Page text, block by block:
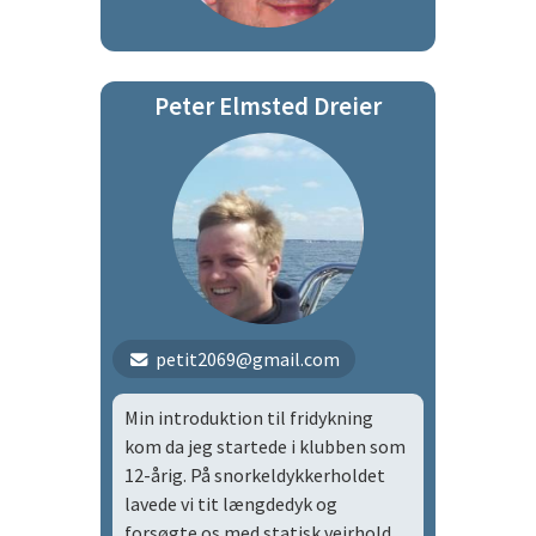
Peter Elmsted Dreier
petit2069@gmail.com
Min introduktion til fridykning
kom da jeg startede i klubben som
12-årig. På snorkeldykkerholdet
lavede vi tit længdedyk og